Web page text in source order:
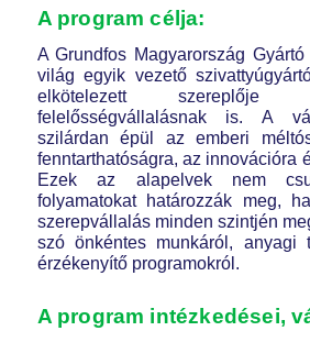
A program célja:
A Grundfos Magyarország
világ egyik vezető
elkötelezett szereplője
felelősségvállalásnak is. A
szilárdan épül az emberi
fenntarthatóságra, az innovációra
Ezek az alapelvek nem
folyamatokat határozzák meg,
szerepvállalás minden szintjén
szó önkéntes munkáról, anyagi
érzékenyítő programokról.
A program intézkedései,